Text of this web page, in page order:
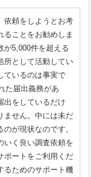
依頼をしようとお考
ることをお勧めしま
が5,000件を超える
所として活動してい
ているのは事実で
た届出義務があ
出をしているだけ
ません。中には未だ
が現状なのです。
いく良い調査依頼を
ポートをご利用くだ
るためのサポート機